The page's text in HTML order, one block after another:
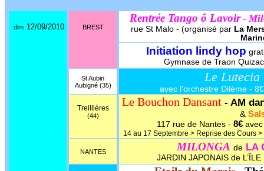
dim 12/09/2010 BREST
Rentrée Tango ô Lavoir-
rue St Malo - (organisé par La
Initiation lindy hop
Gymnase de Traon
St Aubin
Aubigné (35)
Le Lutecia
avec l'orchestre Dilème -
Treillières
(44)
Le Bouchon Dansant- AM
&
117 rue de Nantes - 8€avec
14 au 17 Septembre > Reprise des Cours
NANTES MILONGA de LA
JARDIN JAPONAIS de